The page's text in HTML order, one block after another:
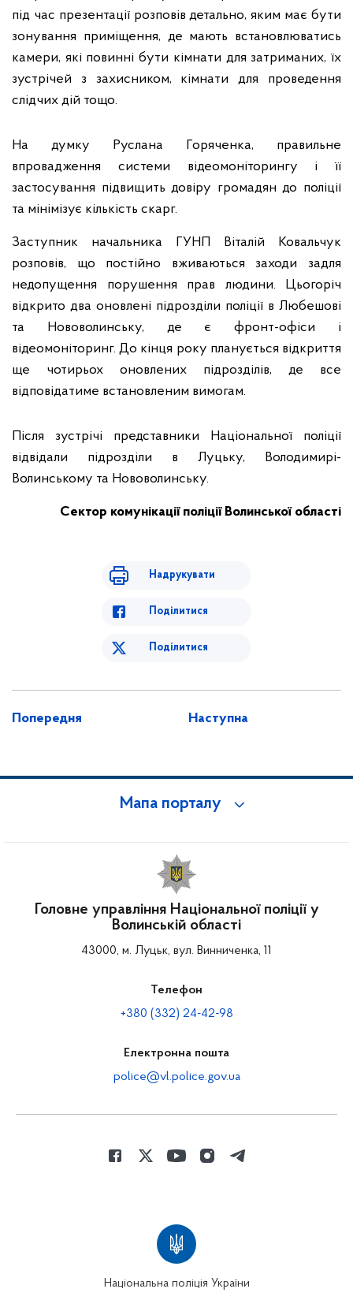
під час презентації розповів детально, яким має бути
зонування приміщення, де мають встановлюватись
камери, які повинні бути кімнати для затриманих, їх
зустрічей з захисником, кімнати для проведення
слідчих дій тощо.
На думку Руслана Горяченка, правильне
впровадження системи відеомоніторингу і її
застосування підвищить довіру громадян до поліції
та мінімізує кількість скарг.
Заступник начальника ГУНП Віталій Ковальчук
розповів, що постійно вживаються заходи задля
недопущення порушення прав людини. Цьогоріч
відкрито два оновлені підрозділи поліції в Любешові
та Нововолинську, де є фронт-офіси і
відеомоніторинг. До кінця року планується відкриття
ще чотирьох оновлених підрозділів, де все
відповідатиме встановленим вимогам.
Після зустрічі представники Національної поліції
відвідали підрозділи в Луцьку, Володимирі-
Волинському та Нововолинську.
Сектор комунікації поліції Волинської області
Надрукувати
Поділитися
Поділитися
Попередня Наступна
Мапа порталу
Головне управління Національної поліції у
Волинській області
43000, м. Луцьк, вул. Винниченка, 11
Телефон
+380 (332) 24-42-98
Електронна пошта
police@vl.police.gov.ua
Національна поліція України